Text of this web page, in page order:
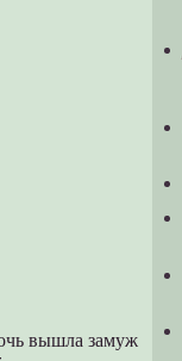
вышла замуж